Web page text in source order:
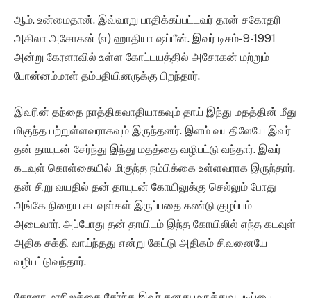
ஆம். உன்மைதான். இவ்வாறு பாதிக்கப்பட்டவர் தான் சகோதரி
அகிலா அசோகன் (எ) ஹாதியா ஷப்பீன்‌. இவர் டிசம்-9-1991
அன்று கேரளாவில் உள்ள கோட்டயத்தில் அசோகன் மற்றும்
போன்னம்மாள் தம்பதியினருக்கு பிறந்தார்.
இவரின் தந்தை நாத்திகவாதியாகவும் தாய் இந்து மதத்தின் மீது
மிகுந்த பற்றுள்ளவராகவும் இருந்தனர். இளம் வயதிலேயே இவர்
தன் தாயுடன் சேர்ந்து இந்து மதத்தை வழிபட்டு வந்தார். இவர்
கடவுள் கொள்கையில் மிகுந்த நம்பிக்கை உள்ளவராக இருந்தார்.
தன் சிறு வயதில் தன் தாயுடன் கோயிலுக்கு செல்லும் போது
அங்கே நிறைய கடவுள்கள் இருப்பதை கண்டு குழப்பம்
அடைவார். அப்போது தன் தாயிடம் இந்த கோயிலில் எந்த கடவுள்
அதிக சக்தி வாய்ந்தது என்று கேட்டு அதிகம் சிவனையே
வழிபட்டுவந்தார்‌.